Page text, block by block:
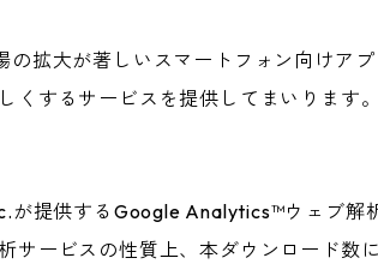
拡大が著しいスマートフォン向けア
するサービスを提供してまいります。
が提供するGoogle Analytics™ウェブ解
サービスの性質上、本ダウンロード数